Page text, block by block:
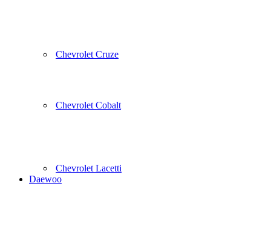
Chevrolet Cruze
Chevrolet Cobalt
Chevrolet Lacetti
Daewoo